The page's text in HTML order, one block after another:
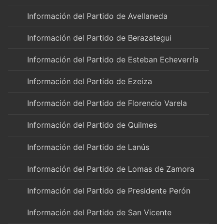
Información del Partido de Avellaneda
Información del Partido de Berazategui
Información del Partido de Esteban Echeverría
Información del Partido de Ezeiza
Información del Partido de Florencio Varela
Información del Partido de Quilmes
Información del Partido de Lanús
Información del Partido de Lomas de Zamora
Información del Partido de Presidente Perón
Información del Partido de San Vicente